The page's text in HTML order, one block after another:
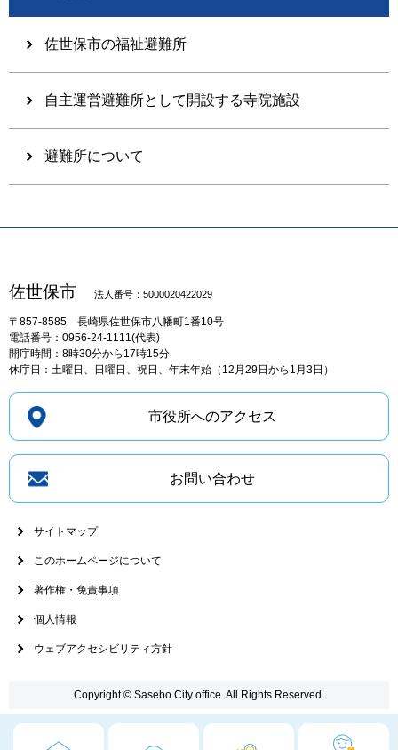
佐世保市の福祉避難所
自主運営避難所として開設する寺院施設
避難所について
佐世保市 法人番号：5000020422029
〒857-8585 長崎県佐世保市八幡町1番10号
電話番号：0956-24-1111(代表)
開庁時間：8時30分から17時15分
休庁日：土曜日、日曜日、祝日、年末年始（12月29日から1月3日）
市役所へのアクセス
お問い合わせ
サイトマップ
このホームページについて
著作権・免責事項
個人情報
ウェブアクセシビリティ方針
Copyright © Sasebo City office. All Rights Reserved.